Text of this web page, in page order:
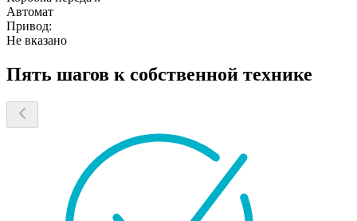
Автомат
Привод:
Не вказано
Пять шагов к собственной технике